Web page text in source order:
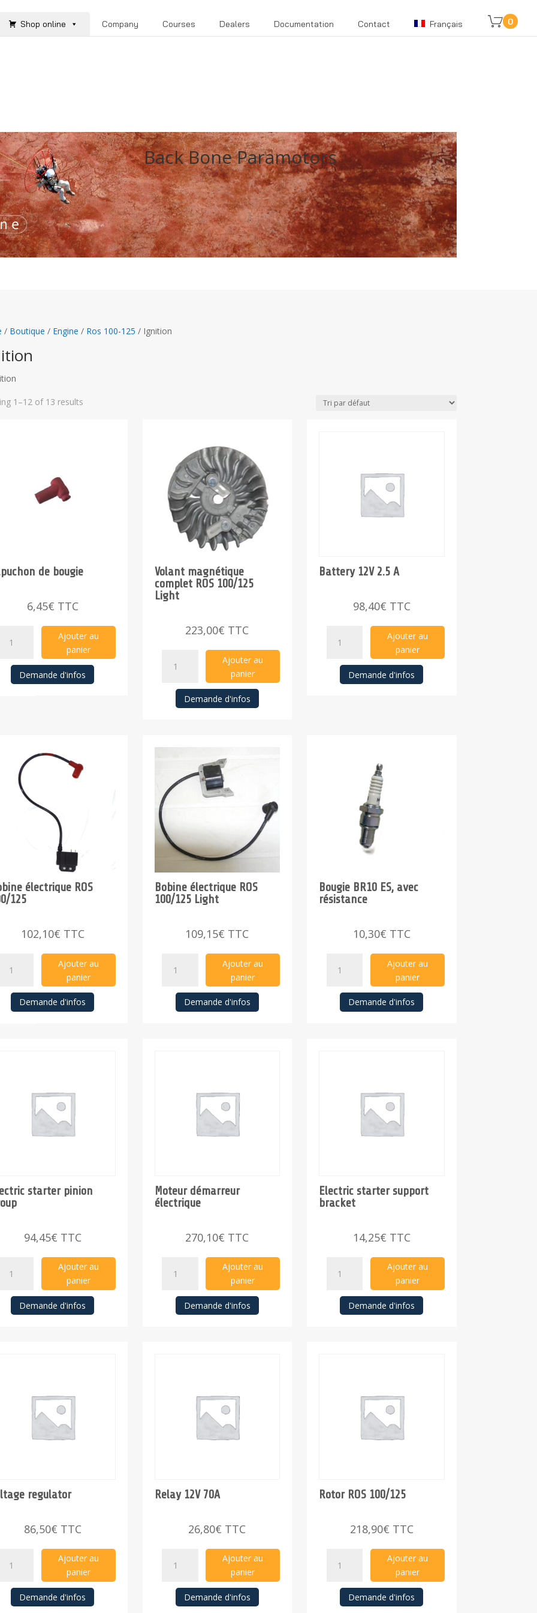
Shop online Company Courses Dealers Documentation Contact Français 0
Back Bone Paramotors
/ Boutique / Engine / Ros 100-125 / Ignition
1–12 of 13 results
de bougie
6,45€ TTC
Ajouter au
panier
Demande d'infos
Volant magnétique
complet ROS 100/125
Light
223,00€ TTC
magnétique
complet
ROS
quantity
Ajouter au
panier
Demande d'infos
Battery 12V 2.5 A
98,40€ TTC
12V
Ajouter au
panier
Demande d'infos
électrique ROS
125
102,10€ TTC
125
Ajouter au
panier
Demande d'infos
Bobine électrique ROS
100/125 Light
109,15€ TTC
électrique
ROS
100/125
Ajouter au
panier
Demande d'infos
Bougie BR10 ES, avec
résistance
10,30€ TTC
BR10
avec
Ajouter au
panier
Demande d'infos
starter pinion
94,45€ TTC
Ajouter au
panier
Demande d'infos
Moteur démarreur
électrique
270,10€ TTC
démarreur
électrique
quantity
Ajouter au
panier
Demande d'infos
Electric starter support
bracket
14,25€ TTC
starter
support
bracket
Ajouter au
panier
Demande d'infos
regulator
86,50€ TTC
Ajouter au
panier
Demande d'infos
Relay 12V 70A
26,80€ TTC
12V
70A
quantity
Ajouter au
panier
Demande d'infos
Rotor ROS 100/125
218,90€ TTC
ROS
100/125
quantity
Ajouter au
panier
Demande d'infos